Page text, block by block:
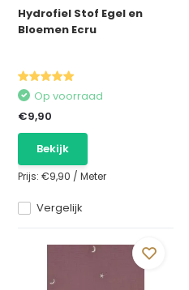
Hydrofiel Stof Egel en
Bloemen Ecru
Vergelijk
Op voorraad
€9,90
Bekijk
Prijs:€9,90 /Meter